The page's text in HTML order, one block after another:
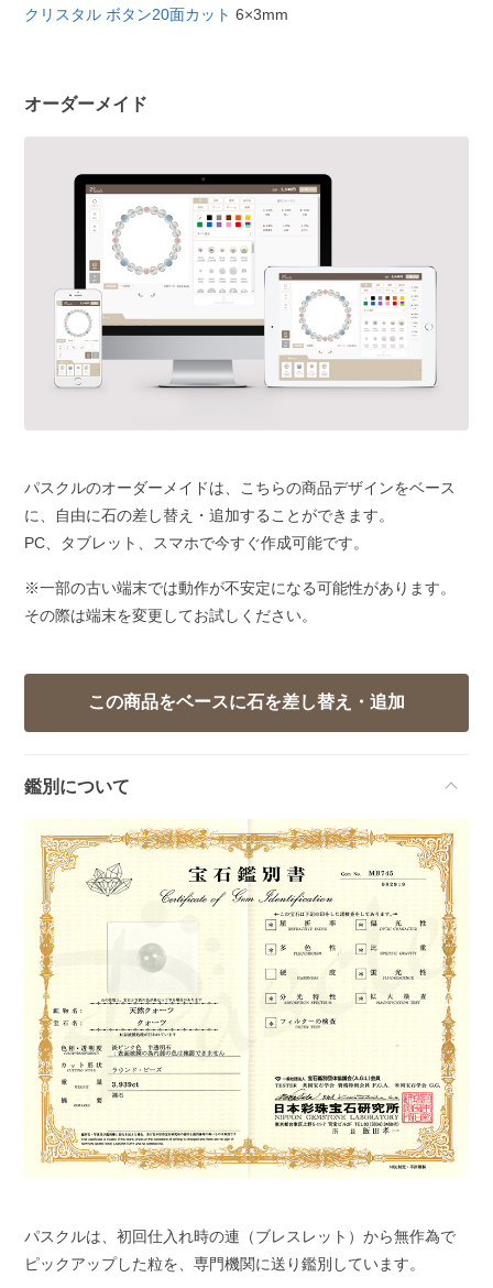
クリスタル ボタン20面カット 6×3mm
オーダーメイド
パスクルのオーダーメイドは、こちらの商品デザインをベース
に、自由に石の差し替え・追加することができます。
PC、タブレット、スマホで今すぐ作成可能です。
※一部の古い端末では動作が不安定になる可能性があります。
その際は端末を変更してお試しください。
鑑別について
パスクルは、初回仕入れ時の連（ブレスレット）から無作為で
ピックアップした粒を、専門機関に送り鑑別しています。